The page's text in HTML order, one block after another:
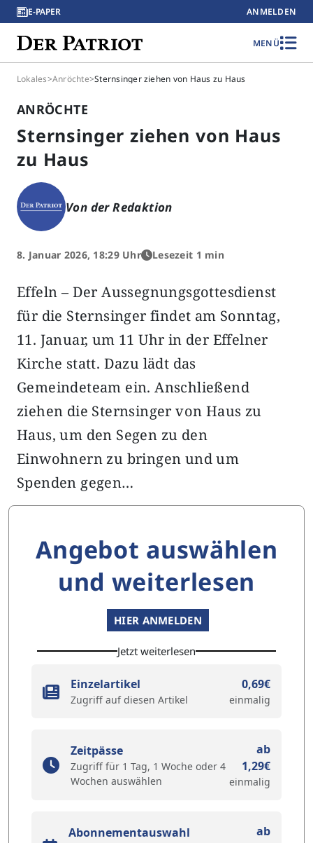
E-PAPER ANMELDEN
MENÜ
Lokales>Anröchte>Sternsinger ziehen von Haus zu Haus
ANRÖCHTE
Sternsinger ziehen von Haus
zu Haus
Von der Redaktion
8. Januar 2026, 18:29 Uhr Lesezeit 1 min
Effeln – Der Aussegnungsgottesdienst
für die Sternsinger findet am Sonntag,
11. Januar, um 11 Uhr in der Effelner
Kirche statt. Dazu lädt das
Gemeindeteam ein. Anschließend
ziehen die Sternsinger von Haus zu
Haus, um den Segen zu den
Einwohnern zu bringen und um
Spenden gegen…
Angebot auswählen
und weiterlesen
HIER ANMELDEN
Jetzt weiterlesen
Einzelartikel
Zugriff auf diesen Artikel
0,69€
einmalig
Zeitpässe
Zugriff für 1 Tag, 1 Woche oder 4
Wochen auswählen
ab
1,29€
einmalig
Abonnementauswahl
ab